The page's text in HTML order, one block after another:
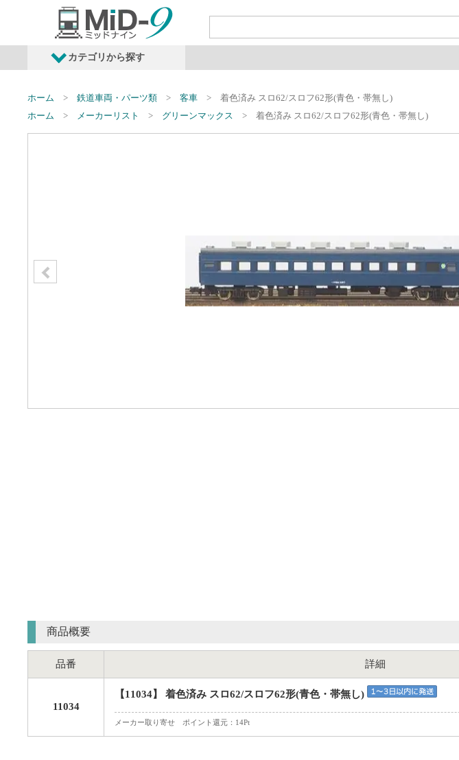
カテゴリから探す
発売予定商品 鉄道車両・オプション レイアウト・ジオラマ類
ホーム 鉄道車両・パーツ類 客車
着色済み スロ62/スロフ62形(青色・帯無し)
ホーム
メーカーリスト グリーンマックス 着色済み スロ62/スロフ62形(青色・帯無し)
商品概要
品番 詳細
11034
【11034】 着色済み スロ62/スロフ62形(青色・帯無し)
メーカー取り寄せ ポイント還元：14Pt